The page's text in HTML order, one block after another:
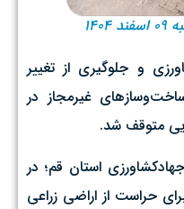
و جلوگیری از تغییر
غیرمجاز در
متوقف شد.
استان قم؛ در
حراست از اراضی زراعی